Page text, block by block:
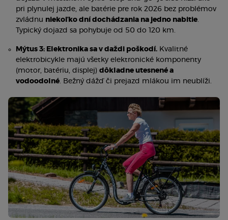
pri plynulej jazde, ale batérie pre rok 2026 bez problémov
zvládnu niekoľko dní dochádzania na jedno nabitie.
Typický dojazd sa pohybuje od 50 do 120 km.
Mýtus 3: Elektronika sa v daždi poškodí. Kvalitné
elektrobicykle majú všetky elektronické komponenty
(motor, batériu, displej)dôkladne utesnené a
vodoodolné. Bežný dážď či prejazd mlákou im neublíži.